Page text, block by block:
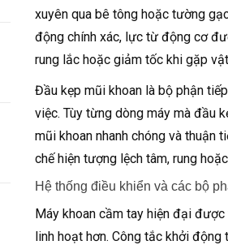
xuyên qua bê tông hoặc tường
động chính xác, lực từ động cơ
rung lắc hoặc giảm tốc khi gặp
Đầu kẹp mũi khoan là bộ phận
việc. Tùy từng dòng máy mà đầu
mũi khoan nhanh chóng và thuận
chế hiện tượng lệch tâm, rung
Hệ thống điều khiển và các bộ
Máy khoan cầm tay hiện đại
linh hoạt hơn. Công tắc khởi